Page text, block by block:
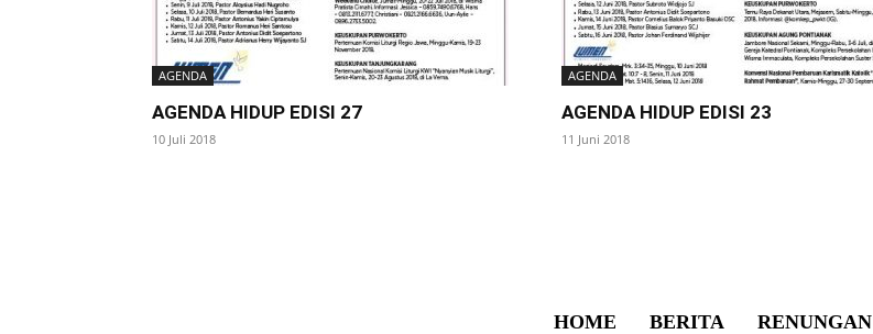
AGENDA
AGENDA HIDUP EDISI 27
10 Juli 2018
AGENDA
AGENDA HIDUP EDISI 23
11 Juni 2018
HOME BERITA RENUNGAN